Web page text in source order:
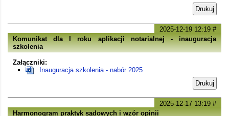
Drukuj
2025-12-19 12:19 #
Komunikat dla I roku aplikacji notarialnej - inauguracja
szkolenia
Załączniki:
Inauguracja szkolenia - nabór 2025
Drukuj
2025-12-17 13:19 #
Harmonogram praktyk sądowych i wzór opinii